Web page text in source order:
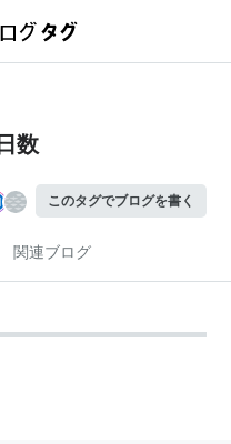
数
このタグでブログを書く
関連ブログ